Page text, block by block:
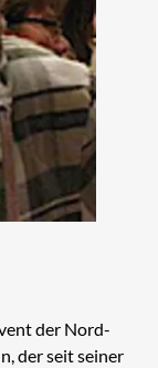
der Nord-
der seit seiner